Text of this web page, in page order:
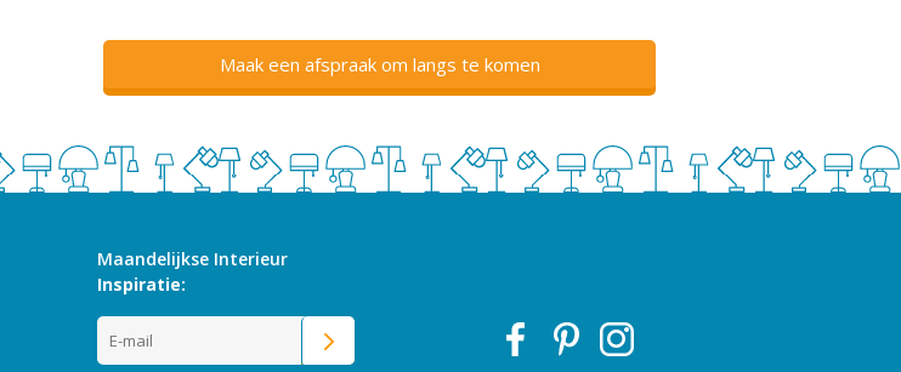
Maak een afspraak om langs te komen
Maandelijkse Interieur
Inspiratie: